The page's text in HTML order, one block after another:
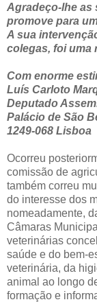
Agradeço-lhe as
promove para
A sua
colegas, foi uma
Com enorme
Luís Carloto
Deputado
Palácio de São
1249-068 Lisboa
Ocorreu
comissão de
também correu
do interesse dos
nomeadamente,
Câmaras
veterinárias
saúde e do bem-
veterinária, da
animal ao longo
formação e